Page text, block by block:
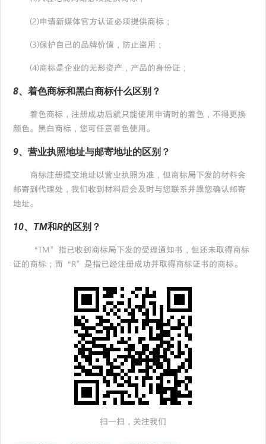
(2)申请新媒体官方认证必须提供商标；
(3)保护自己的品牌价值，防止盗用；
(4)商标是企业的无形资产，产品的身份证；
8、着色商标和黑白商标什么区别？
着色商标，注册成功后就只能使用申请时的着色，不得更换
颜色。黑白商标，您可任意着色使用。
9、营业执照地址与邮寄地址的区别？
商标注册提交地址以营业执照为准，但商标局下发的材料会
邮寄到代理处，我们收到材料后会及时与您联系并跟您确认邮寄
地址。
10、TM和R的区别？
“TM”指已收到商标局下发的受理通知书，但还未取得商标
证的商标；而“R”是指已经注册成功并取得商标证书的商标。
扫一扫，关注我们